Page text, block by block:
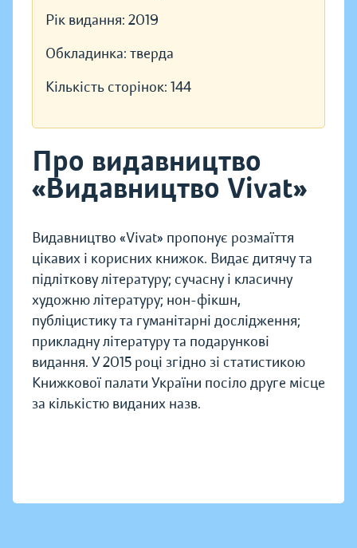
Рік видання: 2019
Обкладинка: тверда
Кількість сторінок: 144
Про видавництво
«Видавництво Vivat»
Видавництво «Vivat» пропонує розмаїття
цікавих і корисних книжок. Видає дитячу та
підліткову літературу; сучасну і класичну
художню літературу; нон-фікшн,
публіцистику та гуманітарні дослідження;
прикладну літературу та подарункові
видання. У 2015 році згідно зі статистикою
Книжкової палати України посіло друге місце
за кількістю виданих назв.